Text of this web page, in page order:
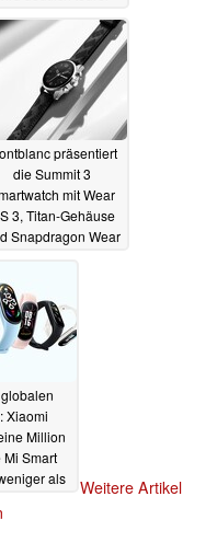
22.06.2022
präsentiert
die Summit 3
mit Wear
3, Titan-Gehäuse
Snapdragon Wear
Xiaomi
Million
Smart
als
Weitere Artikel